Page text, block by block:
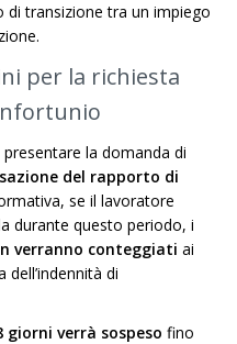
di transizione tra un impiego
per la richiesta
la domanda di
del rapporto di
se il lavoratore
durante questo periodo, i
verranno conteggiati ai
dell’indennità di
giorni verrà sospeso fino